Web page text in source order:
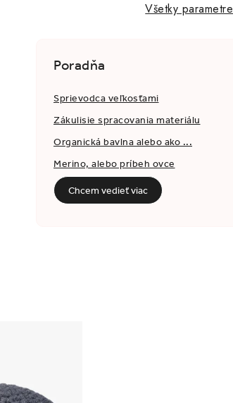
Všetky parametre
Poradňa
Sprievodca veľkosťami
Zákulisie spracovania materiálu
Organická bavlna alebo ako ...
Merino, alebo príbeh ovce
Chcem vedieť viac